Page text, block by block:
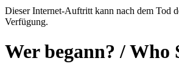
Dieser Internet-Auftritt kann nach dem Tod
Verfügung.
Wer begann? / Who